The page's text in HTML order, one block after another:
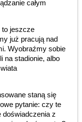
całym
to jeszcze
już pracują nad
Wyobraźmy sobie
na stadionie, albo
staną się
pytanie: czy te
doświadczenia z